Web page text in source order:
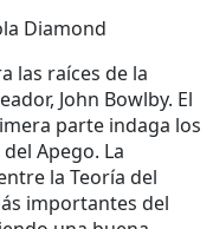
Diamond
las raíces de la
John Bowlby. El
parte indaga los
Apego. La
la Teoría del
importantes del